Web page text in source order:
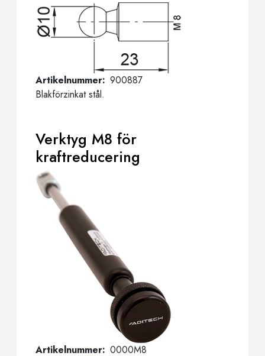
Artikelnummer 900887
Blakförzinkat stål.
Verktyg M8 för
kraftreducering
Artikelnummer 0000M8